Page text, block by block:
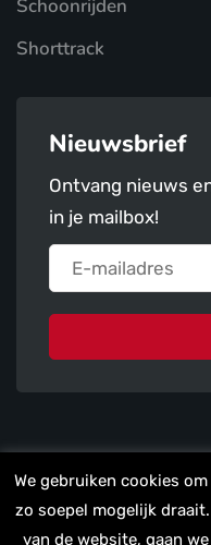
Schoonrijden
Shorttrack
Nieuwsbrief
Ontvang nieuws
in je mailbox!
We gebruiken cookies
zo soepel mogelijk
van de website, gaan